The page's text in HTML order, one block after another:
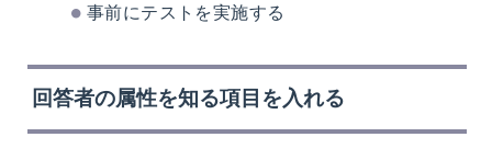
事前にテストを実施する
回答者の属性を知る項目を入れる